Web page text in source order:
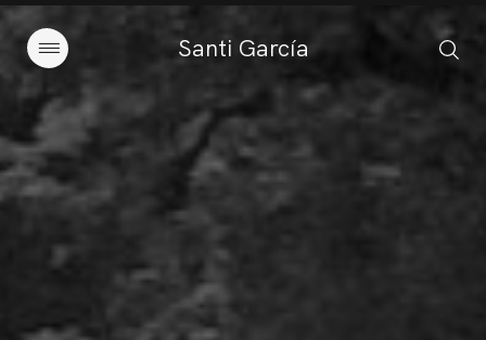
Santi García
Artículos
Charlas y conferencias
Libros
Sobre este blog